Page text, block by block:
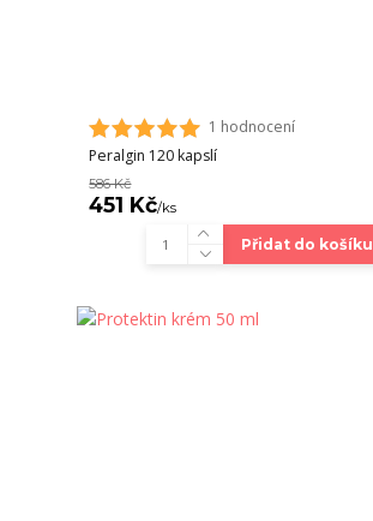
1 hodnocení
Peralgin 120 kapslí
586 Kč
451 Kč/ks
Přidat do košíku